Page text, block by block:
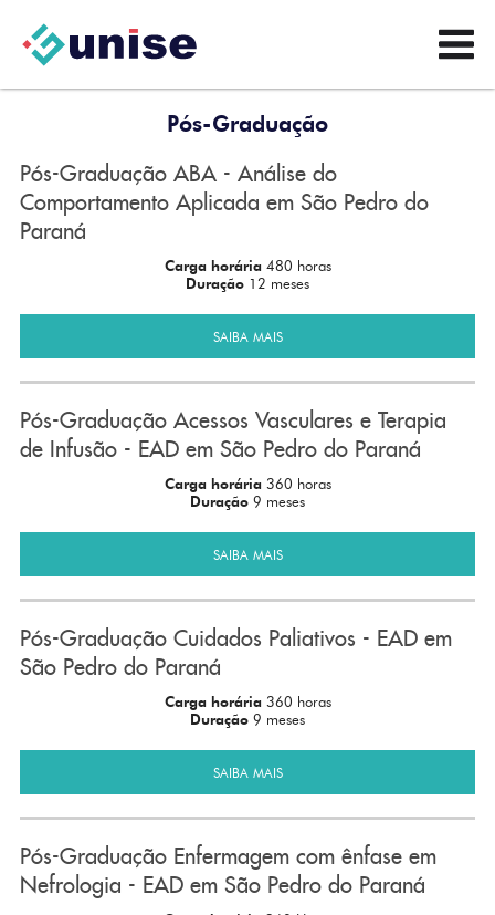
Pós-Graduação
Pós-Graduação ABA - Análise do
Comportamento Aplicada em São Pedro do
Paraná
Carga horária 480 horas
Duração 12 meses
SAIBA MAIS
Pós-Graduação Acessos Vasculares e Terapia
de Infusão - EAD em São Pedro do Paraná
Carga horária 360 horas
Duração 9 meses
SAIBA MAIS
Pós-Graduação Cuidados Paliativos - EAD em
São Pedro do Paraná
Carga horária 360 horas
Duração 9 meses
SAIBA MAIS
Pós-Graduação Enfermagem com ênfase em
Nefrologia - EAD em São Pedro do Paraná